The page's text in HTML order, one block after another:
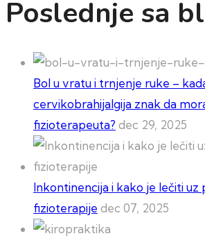
Poslednje sa
Bol u vratu i trnjenje ruke –
cervikobrahijalgija znak da
fizioterapeuta? dec 29, 2025
Inkontinencija i kako je lečiti uz
fizioterapije dec 07, 2025